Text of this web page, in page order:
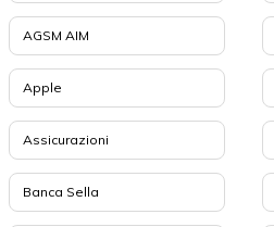
AGSM AIM
Apple
Assicurazioni
Banca Sella